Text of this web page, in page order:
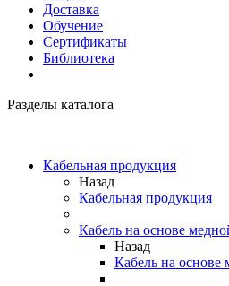
Доставка
Обучение
Сертификаты
Библиотека
Разделы каталога
Кабельная продукция
Назад
Кабельная продукция
Кабель на основе
Назад
Кабель на